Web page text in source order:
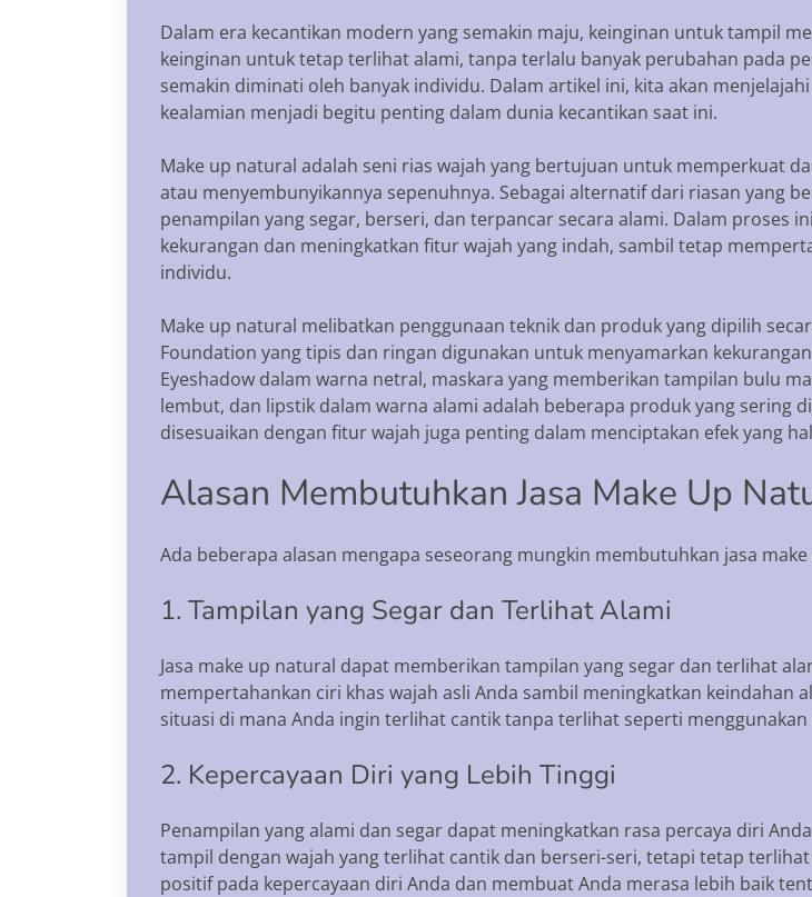
Dalam era kecantikan modern yang semakin maju, keinginan untuk tampil
keinginan untuk tetap terlihat alami, tanpa terlalu banyak perubahan pada
semakin diminati oleh banyak individu. Dalam artikel ini, kita akan
kealamian menjadi begitu penting dalam dunia kecantikan saat ini.
Make up natural adalah seni rias wajah yang bertujuan untuk memperkuat
atau menyembunyikannya sepenuhnya. Sebagai alternatif dari riasan yang
penampilan yang segar, berseri, dan terpancar secara alami. Dalam proses
kekurangan dan meningkatkan fitur wajah yang indah, sambil tetap
individu.
Make up natural melibatkan penggunaan teknik dan produk yang dipilih
Foundation yang tipis dan ringan digunakan untuk menyamarkan
Eyeshadow dalam warna netral, maskara yang memberikan tampilan bulu
lembut, dan lipstik dalam warna alami adalah beberapa produk yang sering
disesuaikan dengan fitur wajah juga penting dalam menciptakan efek yang
Alasan Membutuhkan Jasa Make Up
Ada beberapa alasan mengapa seseorang mungkin membutuhkan jasa
1. Tampilan yang Segar dan Terlihat Alami
Jasa make up natural dapat memberikan tampilan yang segar dan terlihat
mempertahankan ciri khas wajah asli Anda sambil meningkatkan keindahan
situasi di mana Anda ingin terlihat cantik tanpa terlihat seperti
2. Kepercayaan Diri yang Lebih Tinggi
Penampilan yang alami dan segar dapat meningkatkan rasa percaya diri
tampil dengan wajah yang terlihat cantik dan berseri-seri, tetapi tetap
positif pada kepercayaan diri Anda dan membuat Anda merasa lebih baik